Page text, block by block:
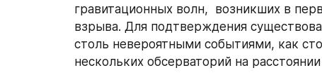
гравитационных волн,  возникших в
взрыва. Для подтверждения
столь невероятными событиями, как
нескольких обсерваторий на